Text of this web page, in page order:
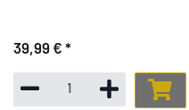
39,99 € *